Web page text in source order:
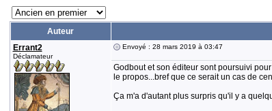
Auteur
Errant2
Déclamateur
Envoyé : 28 mars 2019 à 03:47
Godbout et son éditeur sont poursuivi
le propos...bref que ce serait un cas de
Ça m'a d'autant plus surpris qu'il y a